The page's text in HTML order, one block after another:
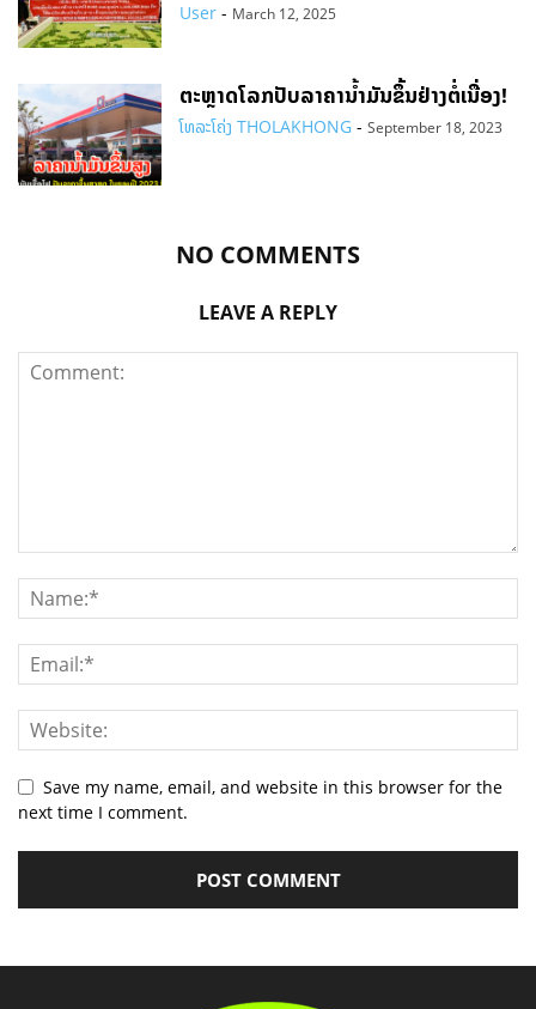
User - March 12, 2025
ຕະຫຼາດໂລກປັບລາຄານ້ຳມັນຂຶ້ນຢ່າງຕໍ່ເນື່ອງ!
ໂທລະໂຄ່ງ THOLAKHONG - September 18, 2023
NO COMMENTS
LEAVE A REPLY
Save my name, email, and website in this browser for the
next time I comment.